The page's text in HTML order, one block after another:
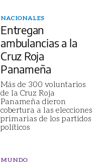
NACIONALES
Entregan
ambulancias a la
Cruz Roja
Panameña
Más de 300 voluntarios
de la Cruz Roja
Panameña dieron
cobertura a las elecciones
primarias de los partidos
políticos
MUNDO